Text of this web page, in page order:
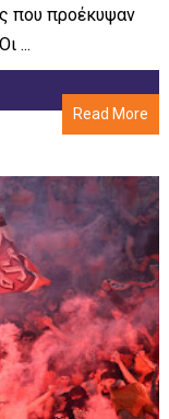
που προέκυψαν
...
Read More